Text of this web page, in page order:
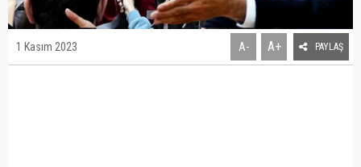
1 Kasım 2023 A- A+ PAYLAŞ